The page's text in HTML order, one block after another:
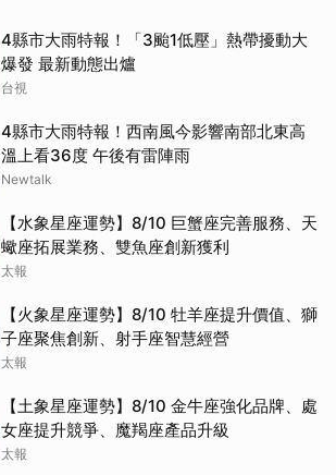
4縣市大雨特報！「3颱1低壓」熱帶擾動大
爆發 最新動態出爐
台視
4縣市大雨特報！西南風今影響南部北東高
溫上看36度 午後有雷陣雨
Newtalk
【水象星座運勢】8/10 巨蟹座完善服務、天
蠍座拓展業務、雙魚座創新獲利
太報
【火象星座運勢】8/10 牡羊座提升價值、獅
子座聚焦創新、射手座智慧經營
太報
【土象星座運勢】8/10 金牛座強化品牌、處
女座提升競爭、魔羯座產品升級
太報